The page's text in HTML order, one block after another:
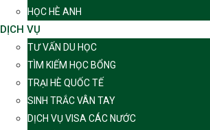
HỌC HÈ ANH
DỊCH VỤ
TƯ VẤN DU HỌC
TÌM KIẾM HỌC BỔNG
TRẠI HÈ QUỐC TẾ
SINH TRẮC VÂN TAY
DỊCH VỤ VISA CÁC NƯỚC